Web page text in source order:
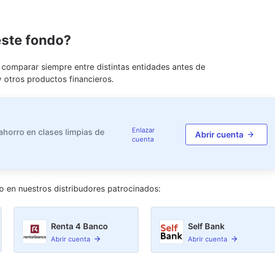
fondo?
siempre entre distintas entidades antes de
otros productos financieros.
en clases limpias de
Enlazar
cuenta
Abrir cuenta
en nuestros distribudores patrocinados:
Renta 4 Banco
Abrir cuenta
Self Bank
Abrir cuenta